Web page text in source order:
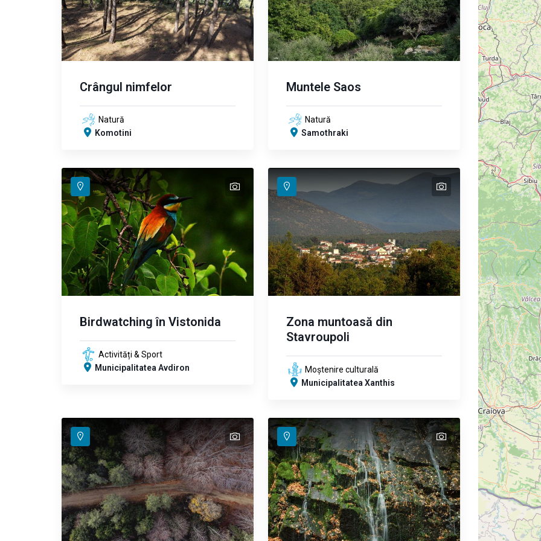
Crângul nimfelor
Natură
Komotini
Muntele Saos
Natură
Samothraki
Birdwatching în Vistonida
Activități & Sport
Municipalitatea Avdiron
Zona muntoasă din
Stavroupoli
Moștenire culturală
Municipalitatea Xanthis
text text
text
text
text